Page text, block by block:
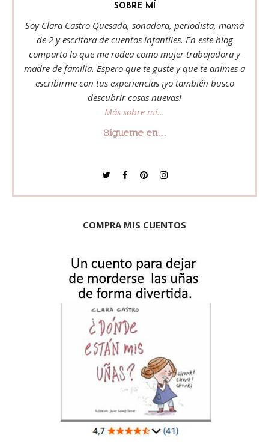
SOBRE MÍ
Soy Clara Castro Quesada, soñadora, periodista, mamá
de 2 y escritora de cuentos infantiles. En este blog
comparto lo que me rodea como mujer trabajadora y
madre de familia. Espero que te guste y que te animes a
escribirme con tus experiencias ¡yo también busco
descubrir cosas nuevas!
Más sobre mí...
Sígueme en...
COMPRA MIS CUENTOS